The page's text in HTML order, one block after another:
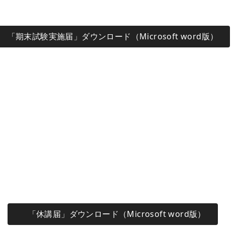
「期末試験実施届」ダウンロード（Microsoft word版）
「休講届」ダウンロード（Microsoft word版）